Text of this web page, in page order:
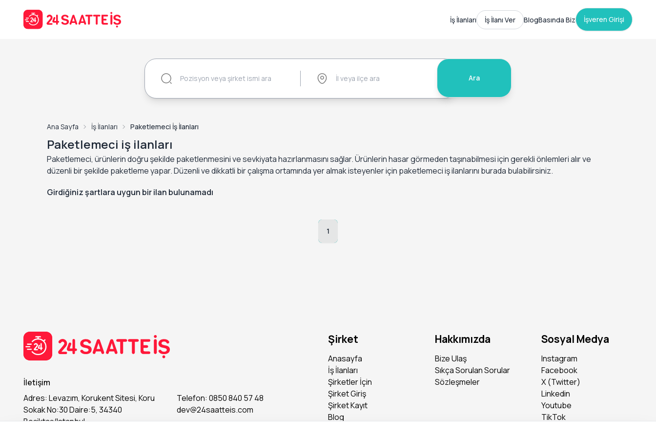
İş İlanları İş İlanı Ver BlogBasında Biz İşveren Girişi
Ara
Ana Sayfa İş İlanları Paketlemeci İş İlanları
Paketlemeci iş ilanları
Paketlemeci, ürünlerin doğru şekilde paketlenmesini ve sevkiyata hazırlanmasını sağlar. Ürünlerin hasar görmeden taşınabilmesi için gerekli önlemleri alır ve
düzenli bir şekilde paketleme yapar. Düzenli ve dikkatli bir çalışma ortamında yer almak isteyenler için paketlemeci iş ilanlarını burada bulabilirsiniz.
Girdiğiniz şartlara uygun bir ilan bulunamadı
1
İletişim
Adres: Levazım, Korukent Sitesi, Koru
Sokak No:30 Daire:5, 34340
Beşiktaş/Istanbul
Telefon: 0850 840 57 48
dev@24saatteis.com
Şirket
Anasayfa
İş İlanları
Şirketler İçin
Şirket Giriş
Şirket Kayıt
Blog
Hakkımızda
Bize Ulaş
Sıkça Sorulan Sorular
Sözleşmeler
Sosyal Medya
Instagram
Facebook
X (Twitter)
Linkedin
Youtube
TikTok